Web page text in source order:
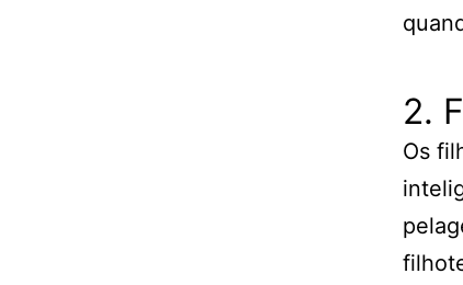
2.
Os